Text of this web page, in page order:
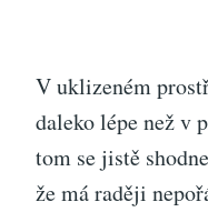
V uklizeném
daleko lépe než v
tom se jistě
že má raději